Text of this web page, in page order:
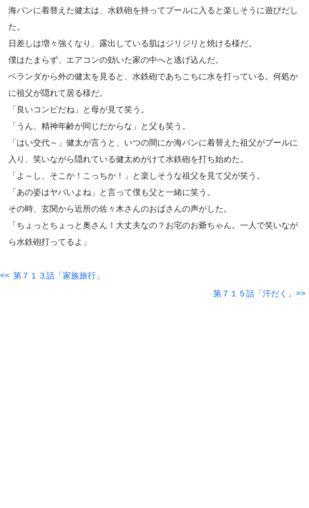
海パンに着替えた健太は、水鉄砲を持ってプールに入ると楽しそうに遊びだし
た。
日差しは増々強くなり、露出している肌はジリジリと焼ける様だ。
僕はたまらず、エアコンの効いた家の中へと逃げ込んだ。
ベランダから外の健太を見ると、水鉄砲であちこちに水を打っている。何処か
に祖父が隠れて居る様だ。
「良いコンビだね」と母が見て笑う。
「うん、精神年齢が同じだからな」と父も笑う。
「はい交代～」健太が言うと、いつの間にか海パンに着替えた祖父がプールに
入り、笑いながら隠れている健太めがけて水鉄砲を打ち始めた。
「よ～し、そこか！こっちか！」と楽しそうな祖父を見て父が笑う。
「あの姿はヤバいよね」と言って僕も父と一緒に笑う。
その時、玄関から近所の佐々木さんのおばさんの声がした。
「ちょっとちょっと奥さん！大丈夫なの？お宅のお爺ちゃん。一人で笑いなが
ら水鉄砲打ってるよ」
第７１３話「家族旅行」
第７１５話「汗だく」